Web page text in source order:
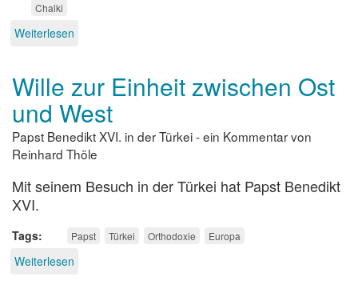
Chalki
Weiterlesen
Ökologie
Wille zur Einheit zwischen Ost
und West
Papst Benedikt XVI. in der Türkei - ein Kommentar von
Reinhard Thöle
Mit seinem Besuch in der Türkei hat Papst Benedikt
XVI.
Tags Papst Türkei Orthodoxie Europa
Weiterlesen